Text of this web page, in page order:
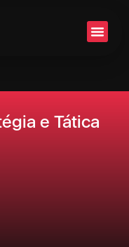
e Tática